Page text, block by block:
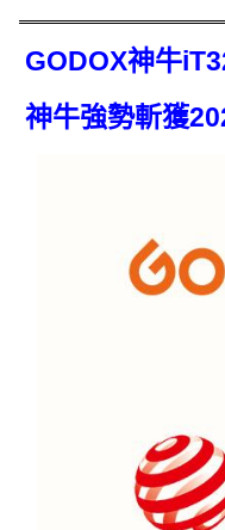
GODOX神牛
神牛強勢斬獲